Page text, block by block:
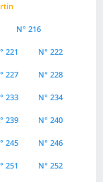
N° 216
221 N° 222
227 N° 228
233 N° 234
239 N° 240
245 N° 246
251 N° 252